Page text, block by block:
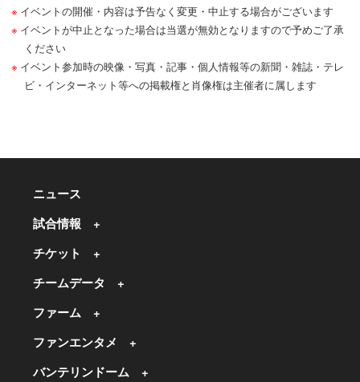
イベントの開催・内容は予告なく変更・中止する場合がございます
イベントが中止となった場合は当選が無効となりますので予めご了承
ください
イベント参加時の映像・写真・記事・個人情報等の新聞・雑誌・テレ
ビ・インターネット等への掲載権と肖像権は主催者に属します
ニュース
試合情報
チケット
チームデータ
ファーム
ファンエンタメ
バンテリンドーム